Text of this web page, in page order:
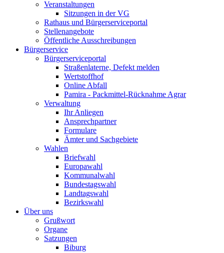
Veranstaltungen
Sitzungen in der VG
Rathaus und Bürgerserviceportal
Stellenangebote
Öffentliche Ausschreibungen
Bürgerservice
Bürgerserviceportal
Straßenlaterne, Defekt melden
Wertstoffhof
Online Abfall
Pamira - Packmittel-Rücknahme Agrar
Verwaltung
Ihr Anliegen
Ansprechpartner
Formulare
Ämter und Sachgebiete
Wahlen
Briefwahl
Europawahl
Kommunalwahl
Bundestagswahl
Landtagswahl
Bezirkswahl
Über uns
Grußwort
Organe
Satzungen
Biburg